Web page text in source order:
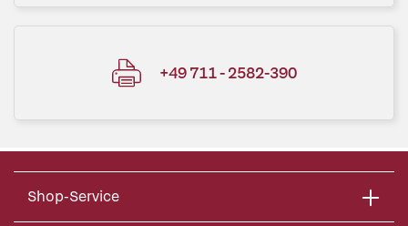
+49 711 - 2582-390
Shop-Service